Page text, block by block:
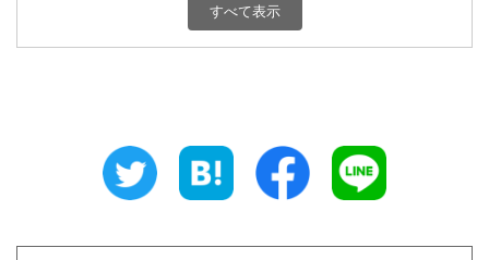
430円 富山県
静岡県
430円 三重県
滋賀県 430円 京都府 430円
すべて表示